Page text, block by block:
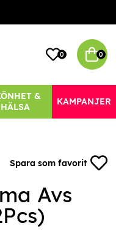
0 0
&
HÄLSA
KAMPANJER
Spara som favorit
Avs